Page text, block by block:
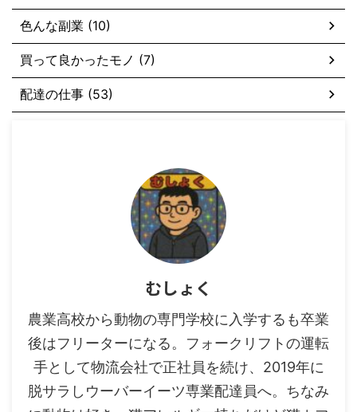
色んな副業 (10)
買って良かったモノ (7)
配達の仕事 (53)
むしょく
農業高校から動物の専門学校に入学するも卒業
後はフリーターになる。フォークリフトの運転
手として物流会社で正社員を続け、2019年に
脱サラしウーバーイーツ専業配達員へ。ちなみ